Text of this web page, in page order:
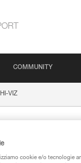
COMMUNITY
HI-VIZ
cookie e/o tecnologie